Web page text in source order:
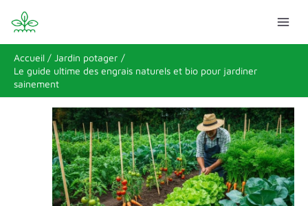
contenu
Accueil
Jardin potager
Le guide ultime des engrais naturels et bio pour jardiner
sainement
Rechercher